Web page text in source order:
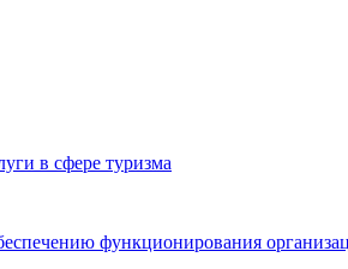
в сфере туризма
функционирования